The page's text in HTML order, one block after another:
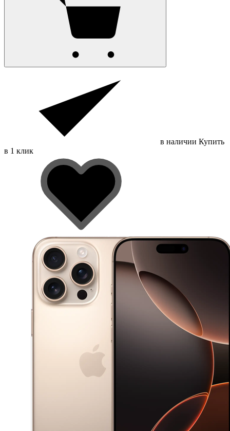
в наличии Купить
в 1 клик